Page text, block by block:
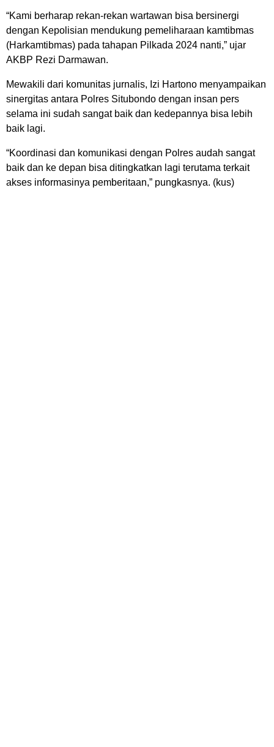
“Kami berharap rekan-rekan wartawan bisa bersinergi
dengan Kepolisian mendukung pemeliharaan kamtibmas
(Harkamtibmas) pada tahapan Pilkada 2024 nanti,” ujar
AKBP Rezi Darmawan.
Mewakili dari komunitas jurnalis, Izi Hartono menyampaikan
sinergitas antara Polres Situbondo dengan insan pers
selama ini sudah sangat baik dan kedepannya bisa lebih
baik lagi.
“Koordinasi dan komunikasi dengan Polres audah sangat
baik dan ke depan bisa ditingkatkan lagi terutama terkait
akses informasinya pemberitaan,” pungkasnya. (kus)